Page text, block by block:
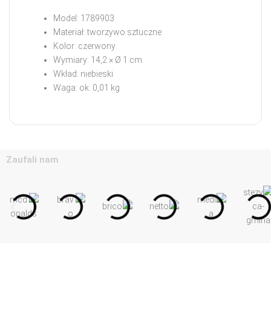
Model: 1789903
Materiał: tworzywo sztuczne
Kolor: czerwony
Wymiary: 14,2 × Ø 1 cm
Wkład: niebieski
Waga: ok. 0,01 kg
Zaufali nam